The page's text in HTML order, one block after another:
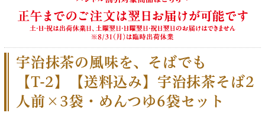
宇治抹茶の風味を、そばでも
【T-2】【送料込み】宇治抹茶そば2
人前×3袋・めんつゆ6袋セット